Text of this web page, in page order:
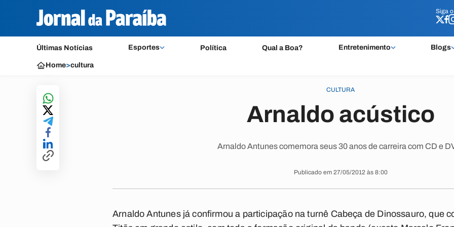
Siga o
Últimas Notícias Esportes Política Qual a Boa? Entretenimento Blogs
Siga o
Home>cultura
CULTURA
Arnaldo acústico
Arnaldo Antunes comemora seus 30 anos de carreira com CD e
Publicado em 27/05/2012 às 8:00
Arnaldo Antunes já confirmou a participação na turnê Cabeça de Dinossauro, que